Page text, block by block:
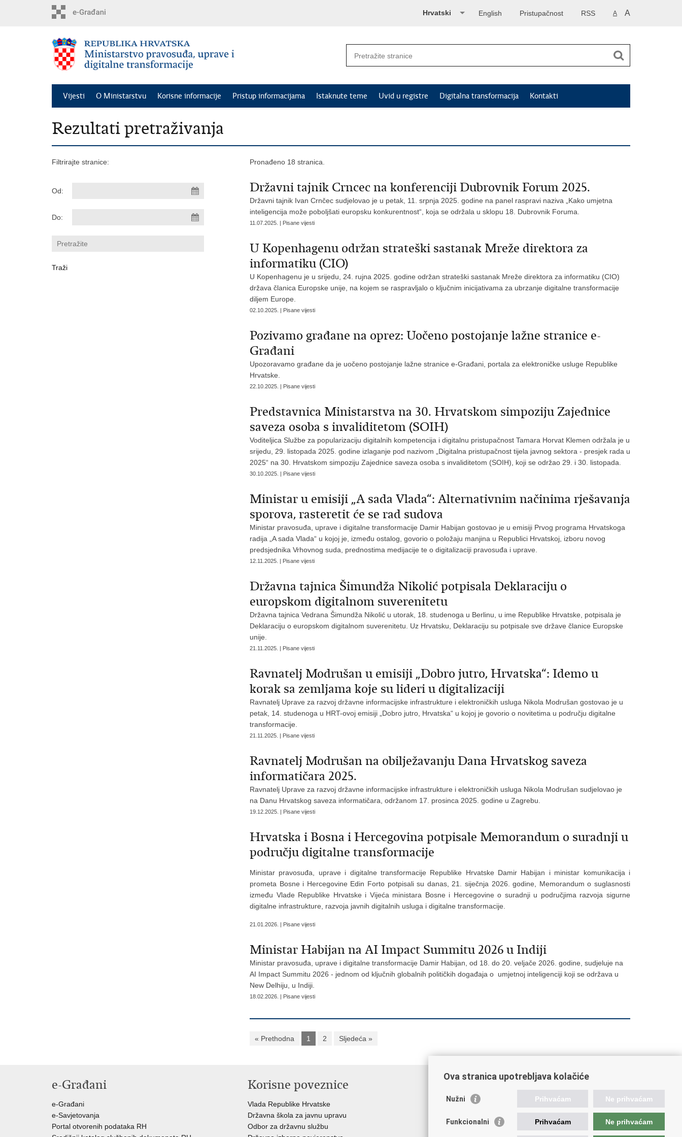
A A
RSS
Pristupačnost
English
Hrvatski
Vijesti O Ministarstvu Korisne informacije Pristup informacijama Istaknute teme Uvid u registre Digitalna transformacija Kontakti
Rezultati pretraživanja
Filtrirajte stranice:
Od:
Do:
Pronađeno 18 stranica.
Državni tajnik Crncec na konferenciji Dubrovnik Forum 2025.
Državni tajnik Ivan Crnčec sudjelovao je u petak, 11. srpnja 2025. godine na panel raspravi naziva „Kako umjetna
inteligencija može poboljšati europsku konkurentnost“, koja se održala u sklopu 18. Dubrovnik Foruma.
11.07.2025. | Pisane vijesti
U Kopenhagenu održan strateški sastanak Mreže direktora za
informatiku (CIO)
U Kopenhagenu je u srijedu, 24. rujna 2025. godine održan strateški sastanak Mreže direktora za informatiku (CIO)
država članica Europske unije, na kojem se raspravljalo o ključnim inicijativama za ubrzanje digitalne transformacije
diljem Europe.
02.10.2025. | Pisane vijesti
Pozivamo građane na oprez: Uočeno postojanje lažne stranice e-
Građani
Upozoravamo građane da je uočeno postojanje lažne stranice e-Građani, portala za elektroničke usluge Republike
Hrvatske.
22.10.2025. | Pisane vijesti
Predstavnica Ministarstva na 30. Hrvatskom simpoziju Zajednice
saveza osoba s invaliditetom (SOIH)
Voditeljica Službe za popularizaciju digitalnih kompetencija i digitalnu pristupačnost Tamara Horvat Klemen održala je u
srijedu, 29. listopada 2025. godine izlaganje pod nazivom „Digitalna pristupačnost tijela javnog sektora - presjek rada u
2025“ na 30. Hrvatskom simpoziju Zajednice saveza osoba s invaliditetom (SOIH) , koji se održao 29. i 30. listopada.
30.10.2025. | Pisane vijesti
Ministar u emisiji „A sada Vlada“: Alternativnim načinima rješavanja
sporova, rasteretit će se rad sudova
Ministar pravosuđa, uprave i digitalne transformacije Damir Habijan gostovao je u emisiji Prvog programa Hrvatskoga
radija „A sada Vlada“ u kojoj je, između ostalog, govorio o položaju manjina u Republici Hrvatskoj, izboru novog
predsjednika Vrhovnog suda, prednostima medijacije te o digitalizaciji pravosuđa i uprave.
12.11.2025. | Pisane vijesti
Državna tajnica Šimundža Nikolić potpisala Deklaraciju o
europskom digitalnom suverenitetu
Državna tajnica Vedrana Šimundža Nikolić u utorak, 18. studenoga u Berlinu, u ime Republike Hrvatske, potpisala je
Deklaraciju o europskom digitalnom suverenitetu. Uz Hrvatsku, Deklaraciju su potpisale sve države članice Europske
unije.
21.11.2025. | Pisane vijesti
Ravnatelj Modrušan u emisiji „Dobro jutro, Hrvatska“: Idemo u
korak sa zemljama koje su lideri u digitalizaciji
Ravnatelj Uprave za razvoj državne informacijske infrastrukture i elektroničkih usluga Nikola Modrušan gostovao je u
petak, 14. studenoga u HRT-ovoj emisiji „Dobro jutro, Hrvatska“ u kojoj je govorio o novitetima u području digitalne
transformacije.
21.11.2025. | Pisane vijesti
Ravnatelj Modrušan na obilježavanju Dana Hrvatskog saveza
informatičara 2025.
Ravnatelj Uprave za razvoj državne informacijske infrastrukture i elektroničkih usluga Nikola Modrušan sudjelovao je
na Danu Hrvatskog saveza informatičara, održanom 17. prosinca 2025. godine u Zagrebu.
19.12.2025. | Pisane vijesti
Hrvatska i Bosna i Hercegovina potpisale Memorandum o suradnji u
području digitalne transformacije
Ministar pravosuđa, uprave i digitalne transformacije Republike Hrvatske Damir Habijan i ministar komunikacija i
prometa Bosne i Hercegovine Edin Forto potpisali su danas, 21. siječnja 2026. godine, Memorandum o suglasnosti
između Vlade Republike Hrvatske i Vijeća ministara Bosne i Hercegovine o suradnji u područjima razvoja sigurne
digitalne infrastrukture, razvoja javnih digitalnih usluga i digitalne transformacije.
21.01.2026. | Pisane vijesti
Ministar Habijan na AI Impact Summitu 2026 u Indiji
Ministar pravosuđa, uprave i digitalne transformacije Damir Habijan, od 18. do 20. veljače 2026. godine, sudjeluje na
AI Impact Summitu 2026 - jednom od ključnih globalnih političkih događaja o umjetnoj inteligenciji koji se održava u
New Delhiju, u Indiji.
18.02.2026. | Pisane vijesti
« Prethodna 1 2 Sljedeća »
e-Građani
e-Građani
e-Savjetovanja
Portal otvorenih podataka RH
Korisne poveznice
Vlada Republike Hrvatske
Državna škola za javnu upravu
Odbor za državnu službu
Poveznice pravosudnog sustava
Portal sudova
Državno odvjetništvo
Ured za suzbijanje korupcije i organiziranog kriminaliteta
Ova stranica upotrebljava kolačiće
Nužni Prihvaćam Ne prihvaćam
Funkcionalni Prihvaćam Ne prihvaćam